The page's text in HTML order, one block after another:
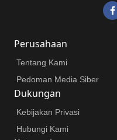
Perusahaan
Tentang Kami
Pedoman Media Siber
Dukungan
Kebijakan Privasi
Hubungi Kami